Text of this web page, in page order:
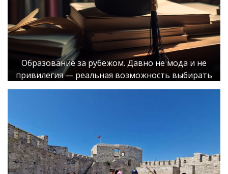
Образование за рубежом. Давно не мода и не
привилегия — реальная возможность выбирать